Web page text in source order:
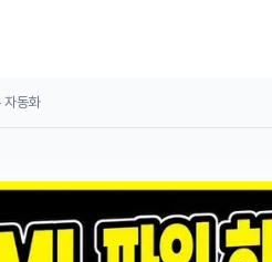
자동화